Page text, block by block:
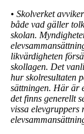
• Skolverket
både vad gäller
skolan.
likvärdigheten
skollagen. Det
hur skolresultaten
sättningen. Här är
det finns generellt
vissa elevgruppers